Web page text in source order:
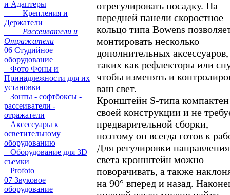
и Адаптеры
Крепления и
Держатели
Рассеиватели и
Отражатели
06 Студийное
оборудование
Фото Фоны и
Принадлежности для их
установки
Зонты - софтбоксы -
рассеиватели -
отражатели
Аксессуары к
осветительному
оборудованию
Оборудование для 3D
съемки
Profoto
07 Звуковое
оборудование
отрегулировать посадку. На
передней панели скоростное
кольцо типа Bowens
монтировать несколько
дополнительных аксессуаров,
таких как рефлекторы или
чтобы изменять и
ваш свет.
Кронштейн S-типа
своей конструкции и не
предварительной сборки,
поэтому он всегда готов к
Для регулировки направления
света кронштейн можно
поворачивать, а также
на 90° вперед и назад.